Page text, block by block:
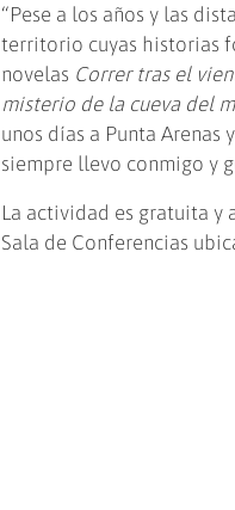
“Pese a los años y las
territorio cuyas historias
novelas Correr tras el
misterio de la cueva del
unos días a Punta
siempre llevo conmigo y
La actividad es gratuita y
Sala de Conferencias